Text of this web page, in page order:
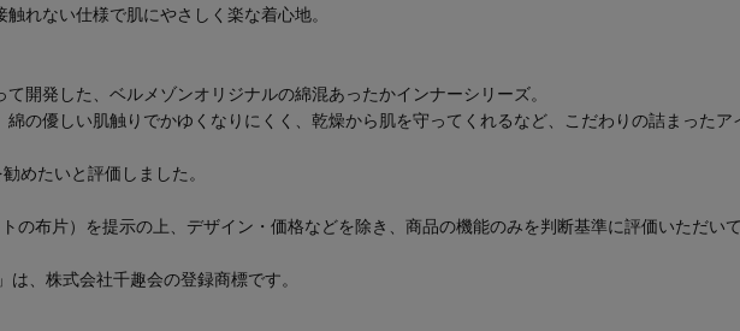
れない仕様で肌にやさしく楽な着心地。
開発した、ベルメゾンオリジナルの綿混あったかインナーシリーズ。
の優しい肌触りでかゆくなりにくく、乾燥から肌を守ってくれるなど、こだわりの詰まったア
めたいと評価しました。
の布片）を提示の上、デザイン・価格などを除き、商品の機能のみを判断基準に評価いただいて
は、株式会社千趣会の登録商標です。